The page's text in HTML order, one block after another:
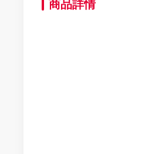
商品詳情